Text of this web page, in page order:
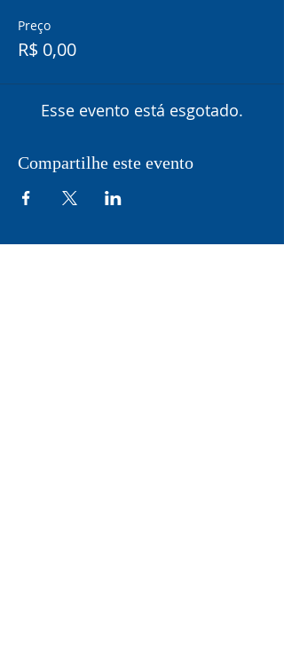
Preço
R$ 0,00
Esse evento está esgotado.
Compartilhe este evento